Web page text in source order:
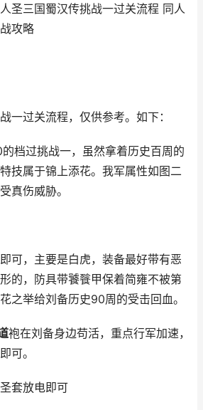
圣三国蜀汉传挑战一过关流程 同人
攻略
一过关流程，仅供参考。如下：
档过挑战一，虽然拿着历史百周的
技属于锦上添花。我军属性如图二
真伤威胁。
可，主要是白虎，装备最好带有恶
的，防具带饕餮甲保着简雍不被第
之举给刘备历史90周的受击回血。
袍在刘备身边苟活，重点行军加速，
可。
套放电即可